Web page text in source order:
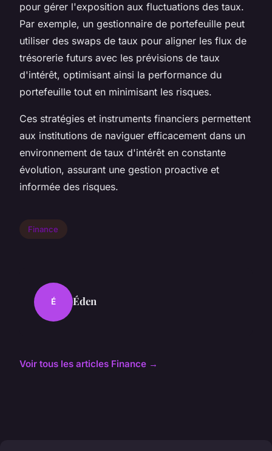
pour gérer l'exposition aux fluctuations des taux.
Par exemple, un gestionnaire de portefeuille peut
utiliser des swaps de taux pour aligner les flux de
trésorerie futurs avec les prévisions de taux
d'intérêt, optimisant ainsi la performance du
portefeuille tout en minimisant les risques.
Ces stratégies et instruments financiers permettent
aux institutions de naviguer efficacement dans un
environnement de taux d'intérêt en constante
évolution, assurant une gestion proactive et
informée des risques.
Finance
É Éden
Voir tous les articles Finance →